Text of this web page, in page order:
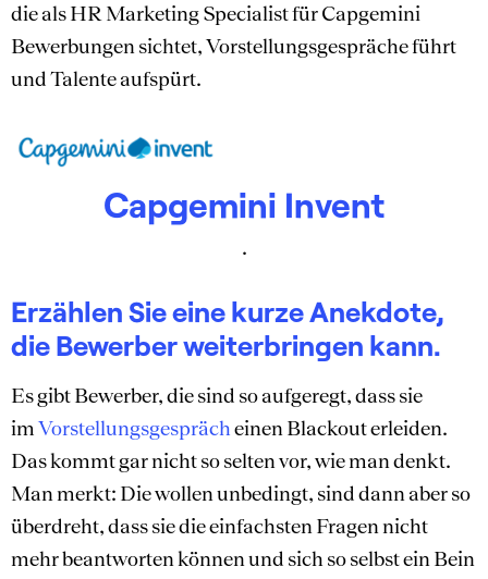
die als HR Marketing Specialist für Capgemini
Bewerbungen sichtet, Vorstellungsgespräche führt
und Talente aufspürt.
Capgemini Invent
.
Erzählen Sie eine kurze Anekdote,
die Bewerber weiterbringen kann.
Es gibt Bewerber, die sind so aufgeregt, dass sie
im Vorstellungsgesprächeinen Blackout erleiden.
Das kommt gar nicht so selten vor, wie man denkt.
Man merkt: Die wollen unbedingt, sind dann aber so
überdreht, dass sie die einfachsten Fragen nicht
mehr beantworten können und sich so selbst ein Bein